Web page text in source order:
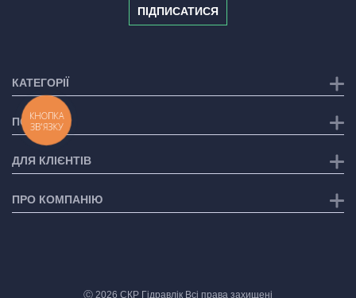
ПІДПИСАТИСЯ
КАТЕГОРІЇ
ПОСЛУГИ
ДЛЯ КЛІЄНТІВ
ПРО КОМПАНІЮ
Ⓒ 2026 СКР Гідравлік Всі права захищені
КНОПКА
ЗВ'ЯЗКУ